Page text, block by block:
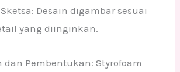
Desain digambar sesuai
yang diinginkan.
dan Pembentukan: Styrofoam